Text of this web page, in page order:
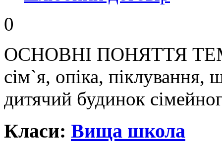
0
ОСНОВНІ ПОНЯТТЯ
сім`я, опіка,
дитячий будинок
Класи: Вища школа